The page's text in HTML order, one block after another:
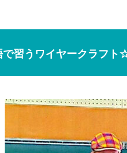
で習うワイヤークラフ